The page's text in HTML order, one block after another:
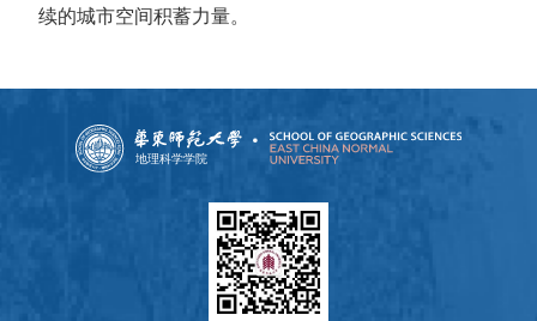
续的城市空间积蓄力量。